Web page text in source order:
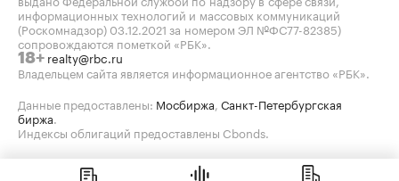
информационных технологий и массовых коммуникаций
(Роскомнадзор) 03.12.2021 за номером ЭЛ №ФС77-82385)
сопровождаются пометкой «РБК».
18+ realty@rbc.ru
Владельцем сайта является информационное агентство «РБК».
Данные предоставлены: Мосбиржа Санкт-Петербургская
биржа
Индексы облигаций предоставлены Cbonds.